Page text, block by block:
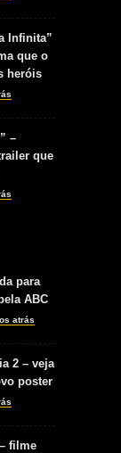
Infinita”
que o
heróis
–
que
para
ABC
atrás
2 – veja
poster
filme